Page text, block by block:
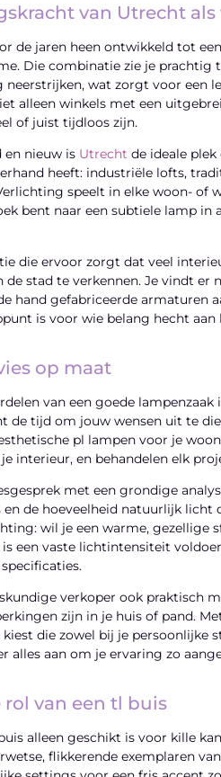
van Utrecht
de jaren heen ontwikkeld tot
Die combinatie zie je prachtig
neerstrijken, wat zorgt voor een
alleen winkels met een
of juist tijdloos zijn.
en nieuw is Utrecht de ideale
heeft: industriële lofts,
speelt in elke woon-
bent naar een subtiele lamp
die ervoor zorgt dat veel
de stad te verkennen. Je vindt
hand gefabriceerde armaturen
is voor wie belang hecht
op maat
van een goede
de tijd om jouw wensen uit te
pl lampen voor je
interieur, en behandelen elk
met een grondige
de hoeveelheid natuurlijk
wil je een warme, gezellige
een vaste lichtintensiteit
verkoper ook praktisch
zijn in je huis of pand.
die zowel bij je persoonlijke
alles aan om je ervaring zo
van een tl buis
alleen geschikt is voor kille
flikkerende exemplaren